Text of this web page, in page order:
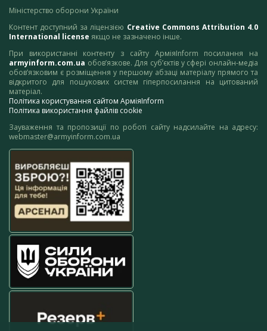
Міністерство оборони України
Контент доступний за ліцензією Creative Commons Attribution 4.0
International license якщо не зазначено інше.
При використанні контенту з сайту АрміяInform посилання на
armyinform.com.ua обов’язкове. Для суб’єктів у сфері онлайн-медіа
обов’язковим є розміщення у першому абзаці матеріалу прямого та
відкритого для пошукових систем гіперпосилання на цитований
матеріал.
Політика користування сайтом АрміяInform
Політика використання файлів cookie
Зауваження та пропозиції по роботі сайту надсилайте на адресу:
webmaster@armyinform.com.ua